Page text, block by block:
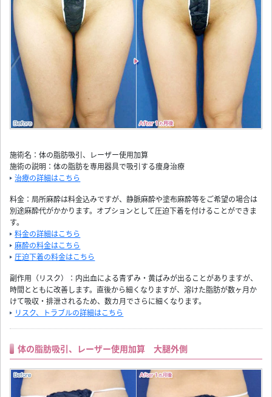
施術名：体の脂肪吸引、レーザー使用加算
施術の説明：体の脂肪を専用器具で吸引する痩身治療
治療の詳細はこちら
料金：局所麻酔は料金込みですが、静脈麻酔や塗布麻酔等をご希望の場合は
別途麻酔代がかかります。オプションとして圧迫下着を付けることができま
す。
料金の詳細はこちら
麻酔の料金はこちら
圧迫下着の料金はこちら
副作用（リスク）：内出血による青ずみ・黄ばみが出ることがありますが、
時間とともに改善します。直後から細くなりますが、溶けた脂肪が数ヶ月か
けて吸収・排泄されるため、数カ月でさらに細くなります。
リスク、トラブルの詳細はこちら
体の脂肪吸引、レーザー使用加算 大腿外側